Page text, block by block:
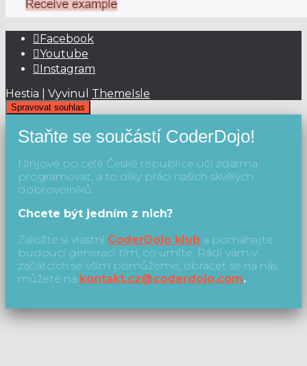
Facebook
Youtube
Instagram
Hestia | Vyvinul ThemeIsle
Spravovat souhlas
Staňte se součástí CoderDojo!
Ninjové po celé České republice učí zdarma
programovat, a to díky práci našich skvělých
dobrovolníků.
Chcete být jedním z nich?
Založte si vlastní CoderDojo klub a pomáhajte
budoucí generaci tím, co umíte. Rádi vám v
začátcích se vším pomůžeme, obracet se na nás
můžete na kontakt.cz@coderdojo.com.